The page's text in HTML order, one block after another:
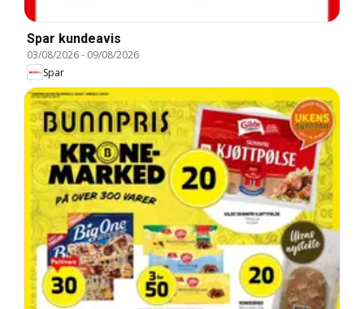
Spar kundeavis
03/08/2026- 09/08/2026
Spar